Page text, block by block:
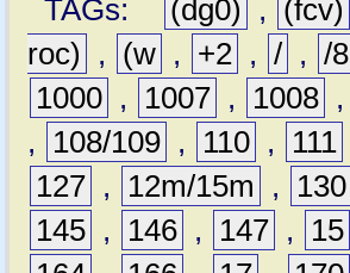
TAGs:
(dg0) , (fcv)
roc)
, (w , +2 , / , /8
1000 , 1007 , 1008 ,
,
108/109 , 110 , 111
127 , 12m/15m , 130
145 , 146 , 147 , 15